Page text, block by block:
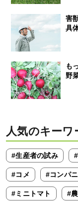
害
具
も
野
人気のキーワ
#生産者の試み
#コメ #コンパ
#ミニトマト #